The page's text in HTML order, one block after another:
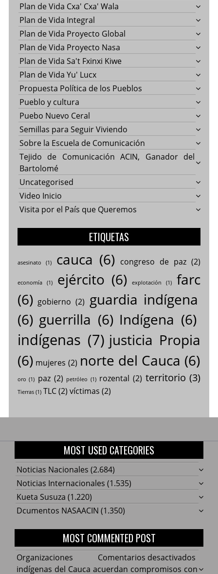
Plan de Vida Cxa' Cxa' Wala
Plan de Vida Integral
Plan de Vida Proyecto Global
Plan de Vida Proyecto Nasa
Plan de Vida Sa't Fxinxi Kiwe
Plan de Vida Yu' Lucx
Propuesta Política de los Pueblos
Pueblo y cultura
Puebo Nuevo Ceral
Semillas para Seguir Viviendo
Sobre la Escuela de Comunicación
Tejido de Comunicación ACIN, Ganador del
Bartolomé
Uncategorised
Video Inicio
Visita por el País que Queremos
ETIQUETAS
asesinato (1) cauca (6) congreso de paz(2)
economía(1) ejército (6) explotación (1)
farc
(6) gobierno (2) guardia indígena
(6) guerrilla (6) Indígena (6)
indígenas (7) justicia Propia
(6) mujeres (2) norte del Cauca (6)
oro (1) paz (2) petróleo (1) rozental (2) territorio (3)
Tierras(1) TLC(2) víctimas (2)
MOST USED CATEGORIES
Noticias Nacionales (2.684)
Noticias Internacionales (1.535)
Kueta Susuza (1.220)
Dcumentos NASAACIN (1.350)
MOST COMMENTED POST
Comentarios desactivados
Organizaciones
indígenas del Cauca acuerdan compromisos con